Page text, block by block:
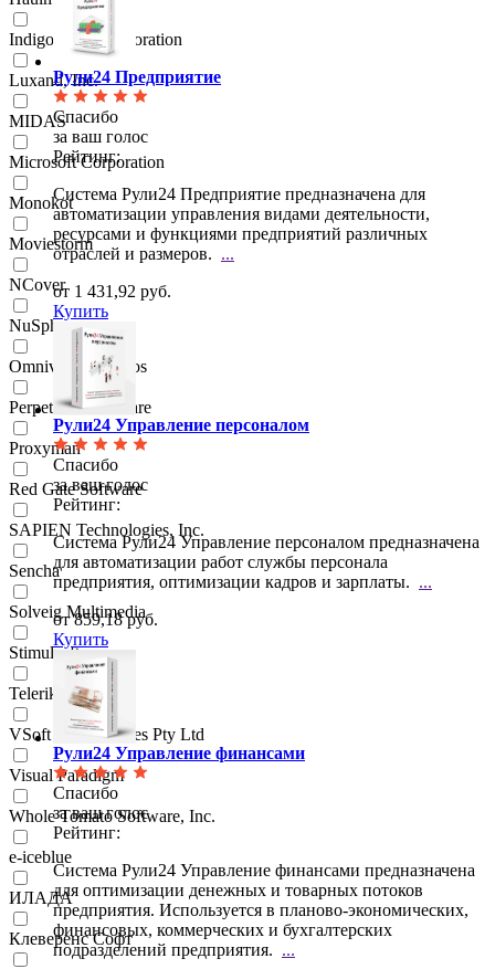
Indigo Rose Corporation
Luxand, Inc.
MIDAS
Microsoft Corporation
Monokot
Moviestorm
NCover
NuSphere
Omnivision Studios
Perpetuum Software
Proxyman
Red Gate Software
SAPIEN Technologies, Inc.
Sencha
Solveig Multimedia
Stimulsoft
Telerik
VSoft Technologies Pty Ltd
Visual Paradigm
Whole Tomato Software, Inc.
e-iceblue
ИЛАДА
Клеверенс Софт
Рули24 Предприятие
Спасибо
за ваш голос
Рейтинг:
Система Рули24 Предприятие предназначена для
автоматизации управления видами деятельности,
ресурсами и функциями предприятий различных
отраслей и размеров. ...
от 1 431,92 руб.
Купить
Рули24 Управление персоналом
Спасибо
за ваш голос
Рейтинг:
Система Рули24 Управление персоналом предназначена
для автоматизации работ службы персонала
предприятия, оптимизации кадров и зарплаты. ...
от 859,18 руб.
Купить
Рули24 Управление финансами
Спасибо
за ваш голос
Рейтинг:
Система Рули24 Управление финансами предназначена
для оптимизации денежных и товарных потоков
предприятия. Используется в планово-экономических,
финансовых, коммерческих и бухгалтерских
подразделений предприятия. ...